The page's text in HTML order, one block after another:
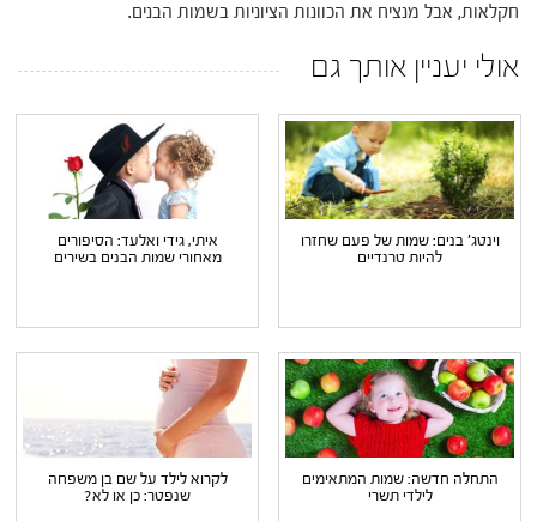
חקלאות, אבל מנציח את הכוונות הציוניות בשמות הבנים.
אולי יעניין אותך גם
וינטג' בנים: שמות של פעם שחזרו
להיות טרנדיים
איתי, גידי ואלעד: הסיפורים
מאחורי שמות הבנים בשירים
התחלה חדשה: שמות המתאימים
לילדי תשרי
לקרוא לילד על שם בן משפחה
שנפטר: כן או לא?